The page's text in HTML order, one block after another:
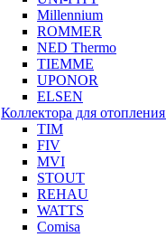
Millennium
ROMMER
NED Thermo
TIEMME
UPONOR
ELSEN
Коллектора для отопления
TIM
FIV
MVI
STOUT
REHAU
WATTS
Comisa